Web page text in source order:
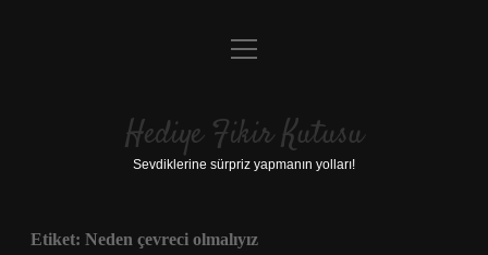
Anasayfa
Yasal Uyarı
menüyü
Hediye Fikir Kutusu
Sevdiklerine sürpriz yapmanın yolları!
Etiket: Neden çevreci olmalıyız